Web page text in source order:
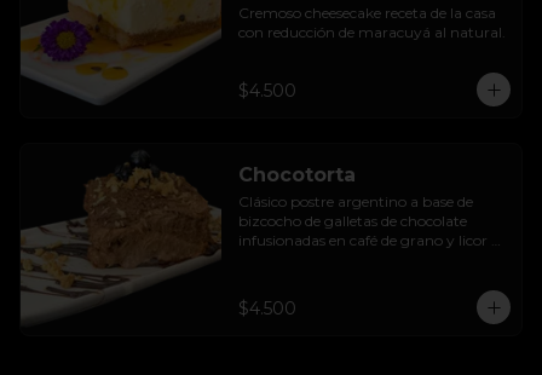
Cremoso cheesecake receta de la casa
con reducción de maracuyá al natural.
$4.500
Chocotorta
Clásico postre argentino a base de
bizcocho de galletas de chocolate
infusionadas en café de grano y licor de
$4.500